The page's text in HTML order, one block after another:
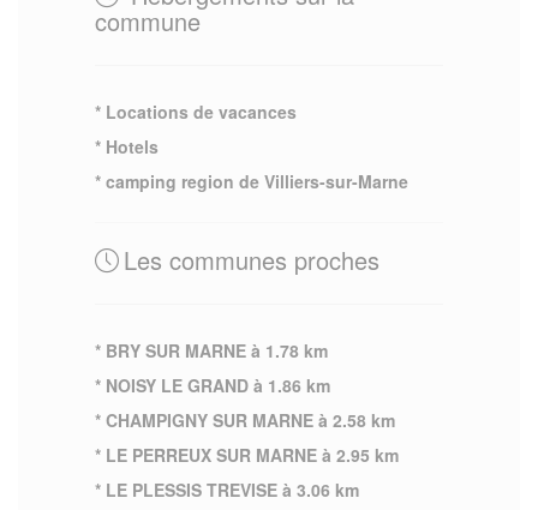
commune
* Locations de vacances
* Hotels
* camping region de Villiers-sur-Marne
Les communes proches
* BRY SUR MARNE à 1.78 km
* NOISY LE GRAND à 1.86 km
* CHAMPIGNY SUR MARNE à 2.58 km
* LE PERREUX SUR MARNE à 2.95 km
* LE PLESSIS TREVISE à 3.06 km